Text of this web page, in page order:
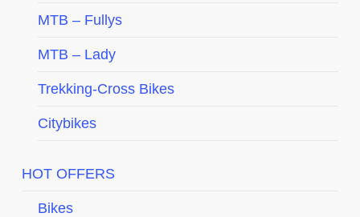
MTB – Fullys
MTB – Lady
Trekking-Cross Bikes
Citybikes
HOT OFFERS
Bikes